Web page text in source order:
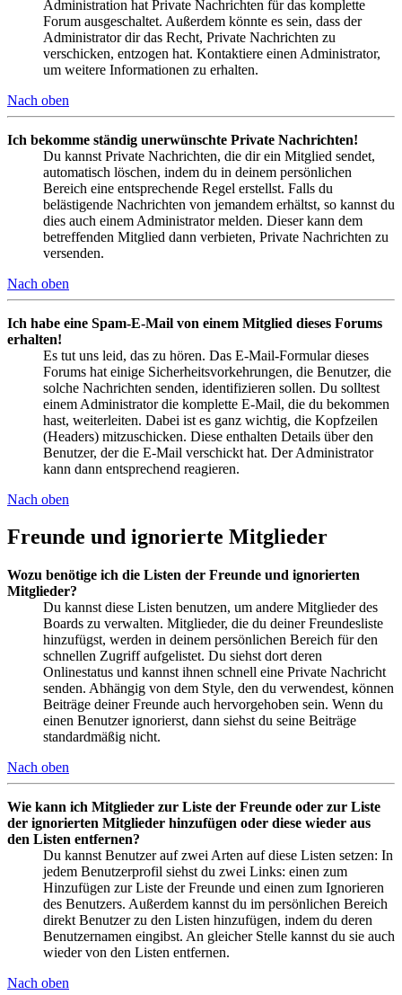
Administration hat Private Nachrichten für das komplette
Forum ausgeschaltet. Außerdem könnte es sein, dass der
Administrator dir das Recht, Private Nachrichten zu
verschicken, entzogen hat. Kontaktiere einen Administrator,
um weitere Informationen zu erhalten.
Nach oben
Ich bekomme ständig unerwünschte Private Nachrichten!
Du kannst Private Nachrichten, die dir ein Mitglied sendet,
automatisch löschen, indem du in deinem persönlichen
Bereich eine entsprechende Regel erstellst. Falls du
belästigende Nachrichten von jemandem erhältst, so kannst du
dies auch einem Administrator melden. Dieser kann dem
betreffenden Mitglied dann verbieten, Private Nachrichten zu
versenden.
Nach oben
Ich habe eine Spam-E-Mail von einem Mitglied dieses Forums
erhalten!
Es tut uns leid, das zu hören. Das E-Mail-Formular dieses
Forums hat einige Sicherheitsvorkehrungen, die Benutzer, die
solche Nachrichten senden, identifizieren sollen. Du solltest
einem Administrator die komplette E-Mail, die du bekommen
hast, weiterleiten. Dabei ist es ganz wichtig, die Kopfzeilen
(Headers) mitzuschicken. Diese enthalten Details über den
Benutzer, der die E-Mail verschickt hat. Der Administrator
kann dann entsprechend reagieren.
Nach oben
Freunde und ignorierte Mitglieder
Wozu benötige ich die Listen der Freunde und ignorierten
Mitglieder?
Du kannst diese Listen benutzen, um andere Mitglieder des
Boards zu verwalten. Mitglieder, die du deiner Freundesliste
hinzufügst, werden in deinem persönlichen Bereich für den
schnellen Zugriff aufgelistet. Du siehst dort deren
Onlinestatus und kannst ihnen schnell eine Private Nachricht
senden. Abhängig von dem Style, den du verwendest, können
Beiträge deiner Freunde auch hervorgehoben sein. Wenn du
einen Benutzer ignorierst, dann siehst du seine Beiträge
standardmäßig nicht.
Nach oben
Wie kann ich Mitglieder zur Liste der Freunde oder zur Liste
der ignorierten Mitglieder hinzufügen oder diese wieder aus
den Listen entfernen?
Du kannst Benutzer auf zwei Arten auf diese Listen setzen: In
jedem Benutzerprofil siehst du zwei Links: einen zum
Hinzufügen zur Liste der Freunde und einen zum Ignorieren
des Benutzers. Außerdem kannst du im persönlichen Bereich
direkt Benutzer zu den Listen hinzufügen, indem du deren
Benutzernamen eingibst. An gleicher Stelle kannst du sie auch
wieder von den Listen entfernen.
Nach oben